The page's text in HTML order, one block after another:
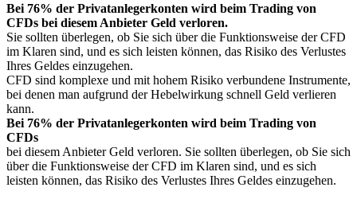
Bei 76% der Privatanlegerkonten wird beim Trading von
CFDs bei diesem Anbieter Geld verloren.
Sie sollten überlegen, ob Sie sich über die Funktionsweise der CFD
im Klaren sind, und es sich leisten können, das Risiko des Verlustes
Ihres Geldes einzugehen.
CFD sind komplexe und mit hohem Risiko verbundene Instrumente,
bei denen man aufgrund der Hebelwirkung schnell Geld verlieren
kann.
Bei 76% der Privatanlegerkonten wird beim Trading von
CFDs
bei diesem Anbieter Geld verloren. Sie sollten überlegen, ob Sie sich
über die Funktionsweise der CFD im Klaren sind, und es sich
leisten können, das Risiko des Verlustes Ihres Geldes einzugehen.